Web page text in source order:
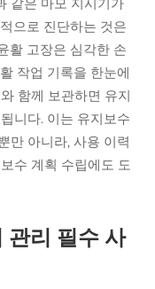
으로 진단하는 것은
활 고장은 심각한 손
작업 기록을 한눈에
함께 보관하면 유지
니다. 이는 유지보수
만 아니라, 사용 이력
수 계획 수립에도 도
관리 필수 사